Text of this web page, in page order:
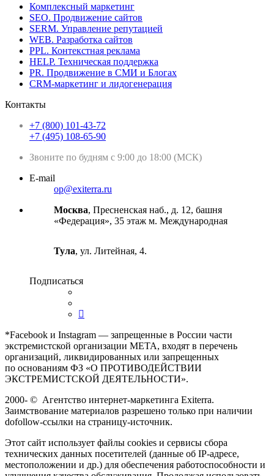
Комплексный маркетинг
SEO. Продвижение сайтов
SERM. Управление репутацией
WEB. Разработка сайтов
PPL. Контекстная реклама
HELP. Техническая поддержка
PR. Продвижение в СМИ и Блогах
CRM-маркетинг и лидогенерация
Контакты
+7 (800) 101-43-72
+7 (495) 108-65-90
Звоните по будням с 9:00 до 18:00 (МСК)
E-mail
op@exiterra.ru
Москва, Пресненская наб., д. 12, башня
«Федерация», 35 этаж м. Международная
Тула, ул. Литейная, 4.
Подписаться
*Facebook и Instagram — запрещенные в России части
экстремистской организации META, входят в перечень
организаций, ликвидированных или запрещенных
по основаниям ФЗ «О ПРОТИВОДЕЙСТВИИ
ЭКСТРЕМИСТСКОЙ ДЕЯТЕЛЬНОСТИ».
2000- © Агентство интернет-маркетинга Exiterra.
Заимствование материалов разрешено только при наличии
dofollow-ссылки на страницу-источник.
Этот сайт использует файлы cookies и сервисы сбора
технических данных посетителей (данные об IP-адресе,
местоположении и др.) для обеспечения работоспособности и